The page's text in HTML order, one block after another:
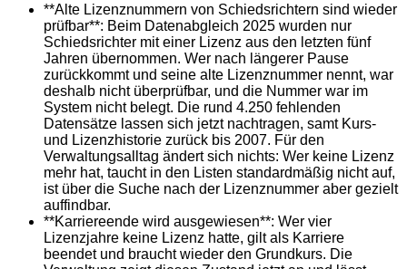
**Alte Lizenznummern von Schiedsrichtern sind wieder
prüfbar**: Beim Datenabgleich 2025 wurden nur
Schiedsrichter mit einer Lizenz aus den letzten fünf
Jahren übernommen. Wer nach längerer Pause
zurückkommt und seine alte Lizenznummer nennt, war
deshalb nicht überprüfbar, und die Nummer war im
System nicht belegt. Die rund 4.250 fehlenden
Datensätze lassen sich jetzt nachtragen, samt Kurs-
und Lizenzhistorie zurück bis 2007. Für den
Verwaltungsalltag ändert sich nichts: Wer keine Lizenz
mehr hat, taucht in den Listen standardmäßig nicht auf,
ist über die Suche nach der Lizenznummer aber gezielt
auffindbar.
**Karriereende wird ausgewiesen**: Wer vier
Lizenzjahre keine Lizenz hatte, gilt als Karriere
beendet und braucht wieder den Grundkurs. Die